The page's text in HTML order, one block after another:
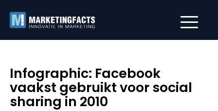
Infographic: Facebook
vaakst gebruikt voor social
sharing in 2010